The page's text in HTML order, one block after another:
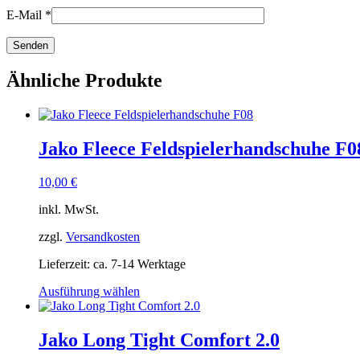
E-Mail *
Ähnliche Produkte
Jako Fleece Feldspielerhandschuhe
10,00 €
inkl. MwSt.
zzgl. Versandkosten
Lieferzeit: ca. 7-14 Werktage
Ausführung wählen
Produkt
mehrere
Varianten
Jako Long Tight Comfort 2.0